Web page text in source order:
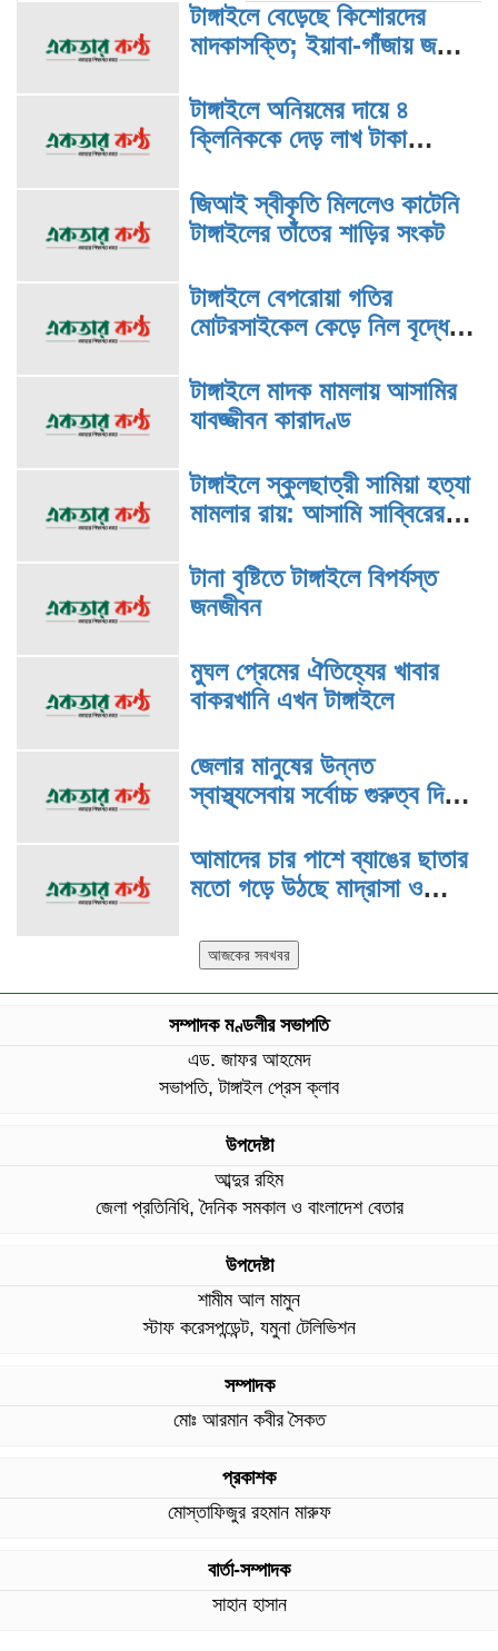
টাঙ্গাইলে বেড়েছে কিশোরদের
মাদকাসক্তি; ইয়াবা-গাঁজায় জড়িয়ে
টাঙ্গাইলে অনিয়মের দায়ে ৪
ক্লিনিককে দেড় লাখ টাকা
জিআই স্বীকৃতি মিললেও কাটেনি
টাঙ্গাইলের তাঁতের শাড়ির সংকট
টাঙ্গাইলে বেপরোয়া গতির
মোটরসাইকেল কেড়ে নিল বৃদ্ধের
টাঙ্গাইলে মাদক মামলায় আসামির
যাবজ্জীবন কারাদণ্ড
টাঙ্গাইলে স্কুলছাত্রী সামিয়া হত্যা
মামলার রায়: আসামি সাব্বিরের
টানা বৃষ্টিতে টাঙ্গাইলে বিপর্যস্ত
জনজীবন
মুঘল প্রেমের ঐতিহ্যের খাবার
বাকরখানি এখন টাঙ্গাইলে
জেলার মানুষের উন্নত
স্বাস্থ্যসেবায় সর্বোচ্চ গুরুত্ব দিয়ে
আমাদের চার পাশে ব্যাঙের ছাতার
মতো গড়ে উঠছে মাদ্রাসা ও
বিষয়কমন্ত্রী
সম্পাদক মণ্ডলীর সভাপতি
এড. জাফর আহমেদ
সভাপতি, টাঙ্গাইল প্রেস ক্লাব
উপদেষ্টা
আব্দুর রহিম
জেলা প্রতিনিধি, দৈনিক সমকাল ও বাংলাদেশ বেতার
উপদেষ্টা
শামীম আল মামুন
স্টাফ করেসপন্ডেন্ট, যমুনা টেলিভিশন
সম্পাদক
মোঃ আরমান কবীর সৈকত
প্রকাশক
মোস্তাফিজুর রহমান মারুফ
বার্তা-সম্পাদক
সাহান হাসান